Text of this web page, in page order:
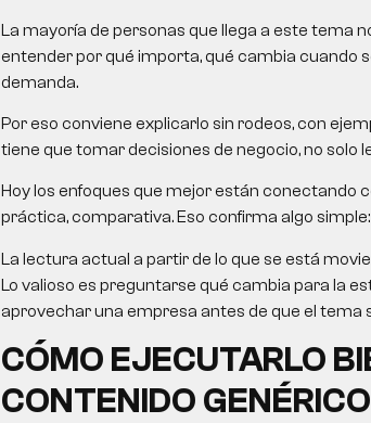
La mayoría de personas que llega a este tema
entender por qué importa, qué cambia cuando
demanda.
Por eso conviene explicarlo sin rodeos, con
tiene que tomar decisiones de negocio, no solo
Hoy los enfoques que mejor están conectando
práctica, comparativa. Eso confirma algo
La lectura actual a partir de lo que se está
Lo valioso es preguntarse qué cambia para la
aprovechar una empresa antes de que el tema
CÓMO EJECUTARLO
CONTENIDO GENÉRICO